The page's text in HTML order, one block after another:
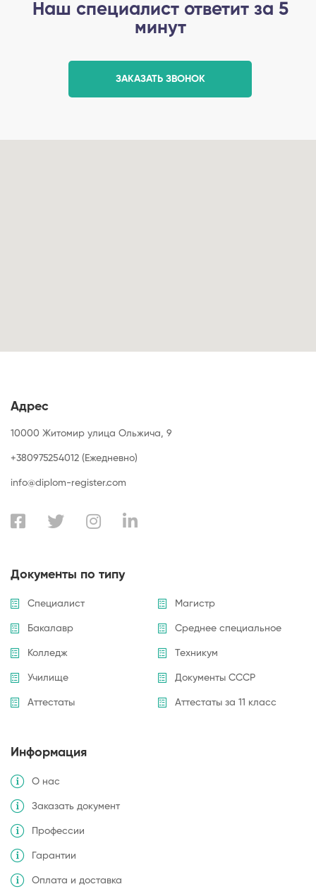
Наш специалист ответит за 5
минут
ЗАКАЗАТЬ ЗВОНОК
Адрес
10000 Житомир улица Ольжича, 9
+380975254012 (Ежедневно)
info@diplom-register.com
Документы по типу
Специалист Магистр
Бакалавр Среднее специальное
Колледж Техникум
Училище Документы СССР
Аттестаты Аттестаты за 11 класс
Информация
О нас
Заказать документ
Профессии
Гарантии
Оплата и доставка